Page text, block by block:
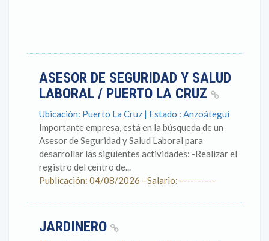
ASESOR DE SEGURIDAD Y SALUD
LABORAL / PUERTO LA CRUZ
Ubicación: Puerto La Cruz | Estado : Anzoátegui
Importante empresa, está en la búsqueda de un
Asesor de Seguridad y Salud Laboral para
desarrollar las siguientes actividades: -Realizar el
registro del centro de...
Publicación: 04/08/2026 - Salario: ----------
JARDINERO